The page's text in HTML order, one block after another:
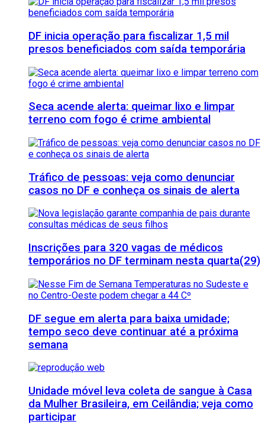
DF inicia operação para fiscalizar 1,5 mil
presos beneficiados com saída temporária
Seca acende alerta: queimar lixo e limpar
terreno com fogo é crime ambiental
Tráfico de pessoas: veja como denunciar
casos no DF e conheça os sinais de alerta
Inscrições para 320 vagas de médicos
temporários no DF terminam nesta quarta(29)
DF segue em alerta para baixa umidade;
tempo seco deve continuar até a próxima
semana
Unidade móvel leva coleta de sangue à Casa
da Mulher Brasileira, em Ceilândia; veja como
participar